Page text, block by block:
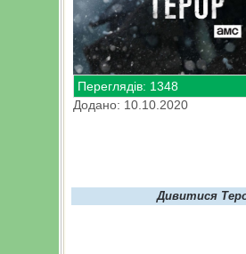
Переглядів: 1348
Додано: 10.10.2020
Дивитися